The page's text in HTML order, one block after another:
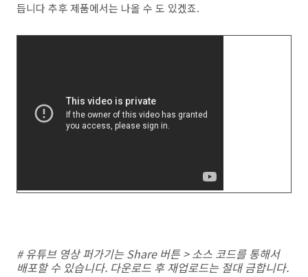
듭니다 추후 제품에서는 나올 수 도 있겠죠.
# 유튜브 영상 퍼가기는 Share 버튼 > 소스 코드를 통해서
배포할 수 있습니다. 다운로드 후 재업로드는 절대 금합니다.